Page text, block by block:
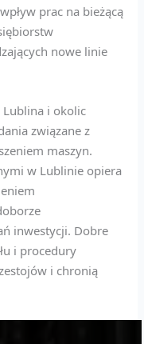
prac na bieżącą
nowe linie
Lublina i okolic
związane z
maszyn.
w Lublinie opiera
inwestycji. Dobre
i procedury
i chronią